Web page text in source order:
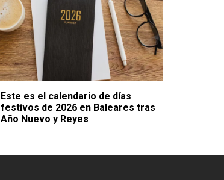
Este es el calendario de días
festivos de 2026 en Baleares tras
Año Nuevo y Reyes